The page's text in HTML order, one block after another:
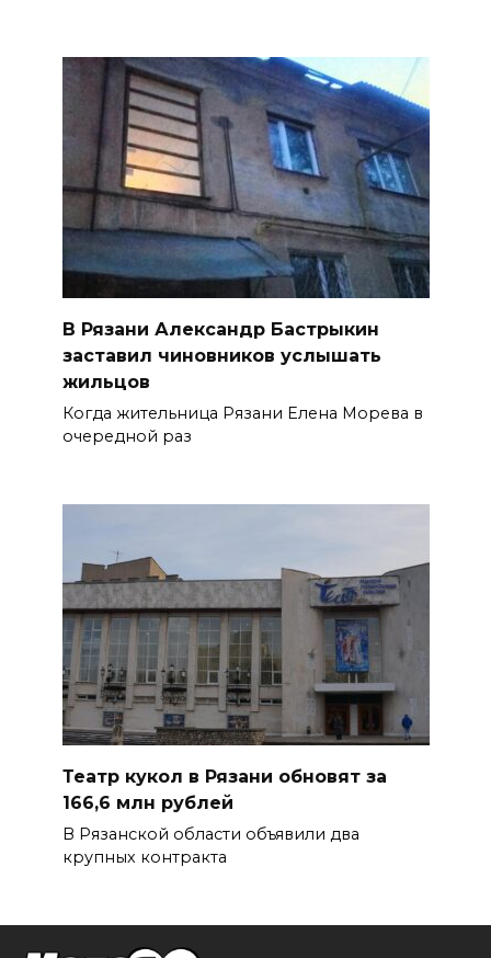
В Рязани Александр Бастрыкин
заставил чиновников услышать
жильцов
Когда жительница Рязани Елена Морева в
очередной раз
Театр кукол в Рязани обновят за
166,6 млн рублей
В Рязанской области объявили два
крупных контракта